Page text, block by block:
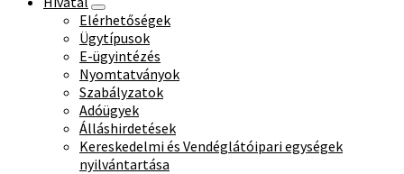
Elérhetőségek
Ügytípusok
E-ügyintézés
Nyomtatványok
Szabályzatok
Adóügyek
Álláshirdetések
Kereskedelmi és Vendéglátóipari egységek
nyilvántartása